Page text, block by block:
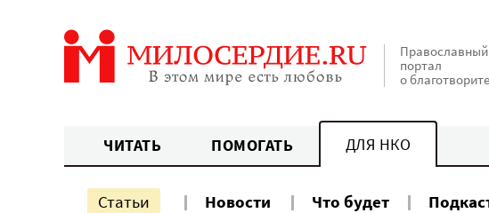
Православный
портал
о
ЧИТАТЬ ПОМОГАТЬ ДЛЯ НКО
Статьи Новости Что будет